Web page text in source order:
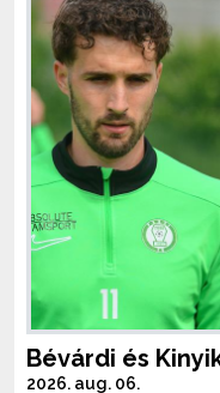
Bévárdi és
2026. aug. 06.